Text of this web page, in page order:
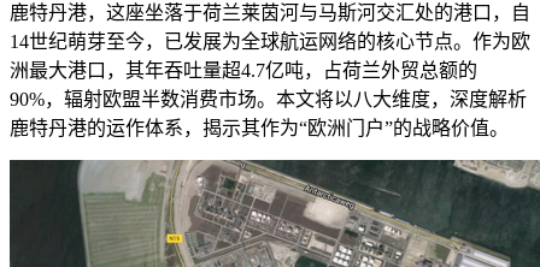
鹿特丹港，这座坐落于荷兰莱茵河与马斯河交汇处的港口，自
14世纪萌芽至今，已发展为全球航运网络的核心节点。作为欧
洲最大港口，其年吞吐量超4.7亿吨，占荷兰外贸总额的
90%，辐射欧盟半数消费市场。本文将以八大维度，深度解析
鹿特丹港的运作体系，揭示其作为“欧洲门户”的战略价值。